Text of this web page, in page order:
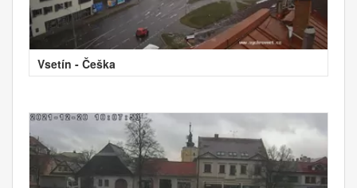
Vsetín - Češka